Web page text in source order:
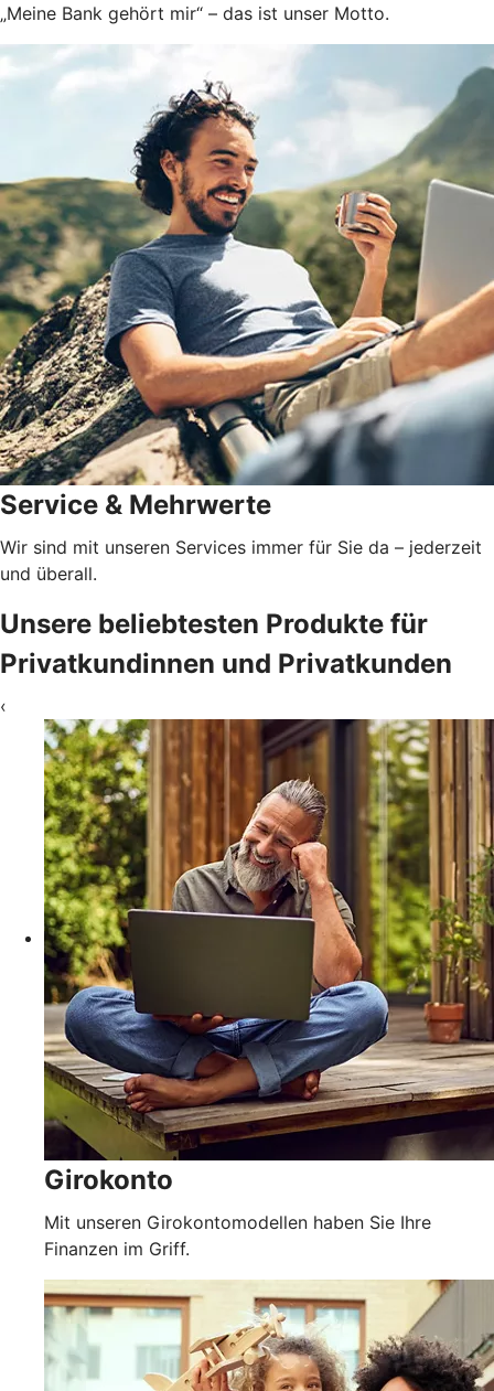
„Meine Bank gehört mir“ – das ist unser Motto.
Service & Mehrwerte
Wir sind mit unseren Services immer für Sie da – jederzeit
und überall.
Unsere beliebtesten Produkte für
Privatkundinnen und Privatkunden
‹
Girokonto
Mit unseren Girokontomodellen haben Sie Ihre
Finanzen im Griff.